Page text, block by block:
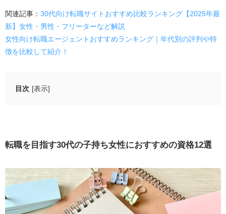
関連記事： 30代向け転職サイトおすすめ比較ランキング【2025年最
新】女性・男性・フリーターなど解説
女性向け転職エージェントおすすめランキング｜年代別の評判や特
徴を比較して紹介！
目次 [表示]
日商簿記検定
FP技能士
行政書士
社会保険労務士
転職を目指す30代の子持ち女性におすすめの資格12選